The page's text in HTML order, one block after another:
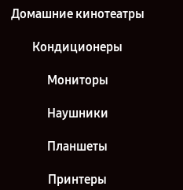
Домашние кинотеатры
Кондиционеры
Мониторы
Наушники
Планшеты
Принтеры